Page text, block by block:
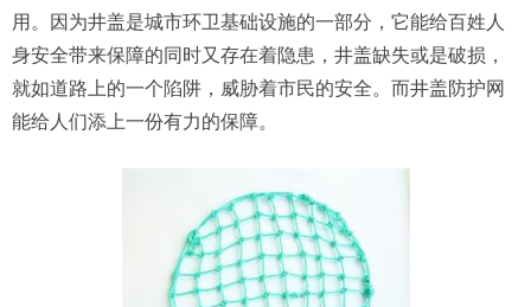
用。因为井盖是城市环卫基础设施的一部分，它能给百姓人
身安全带来保障的同时又存在着隐患，井盖缺失或是破损，
就如道路上的一个陷阱，威胁着市民的安全。而井盖防护网
能给人们添上一份有力的保障。